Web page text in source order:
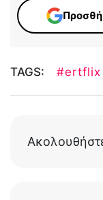
TAGS: #ertflix